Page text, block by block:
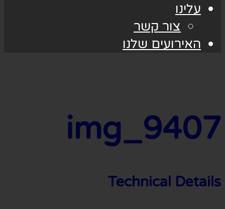
עלינו
צור קשר
האירועים שלנו
img_9407
Technical Details